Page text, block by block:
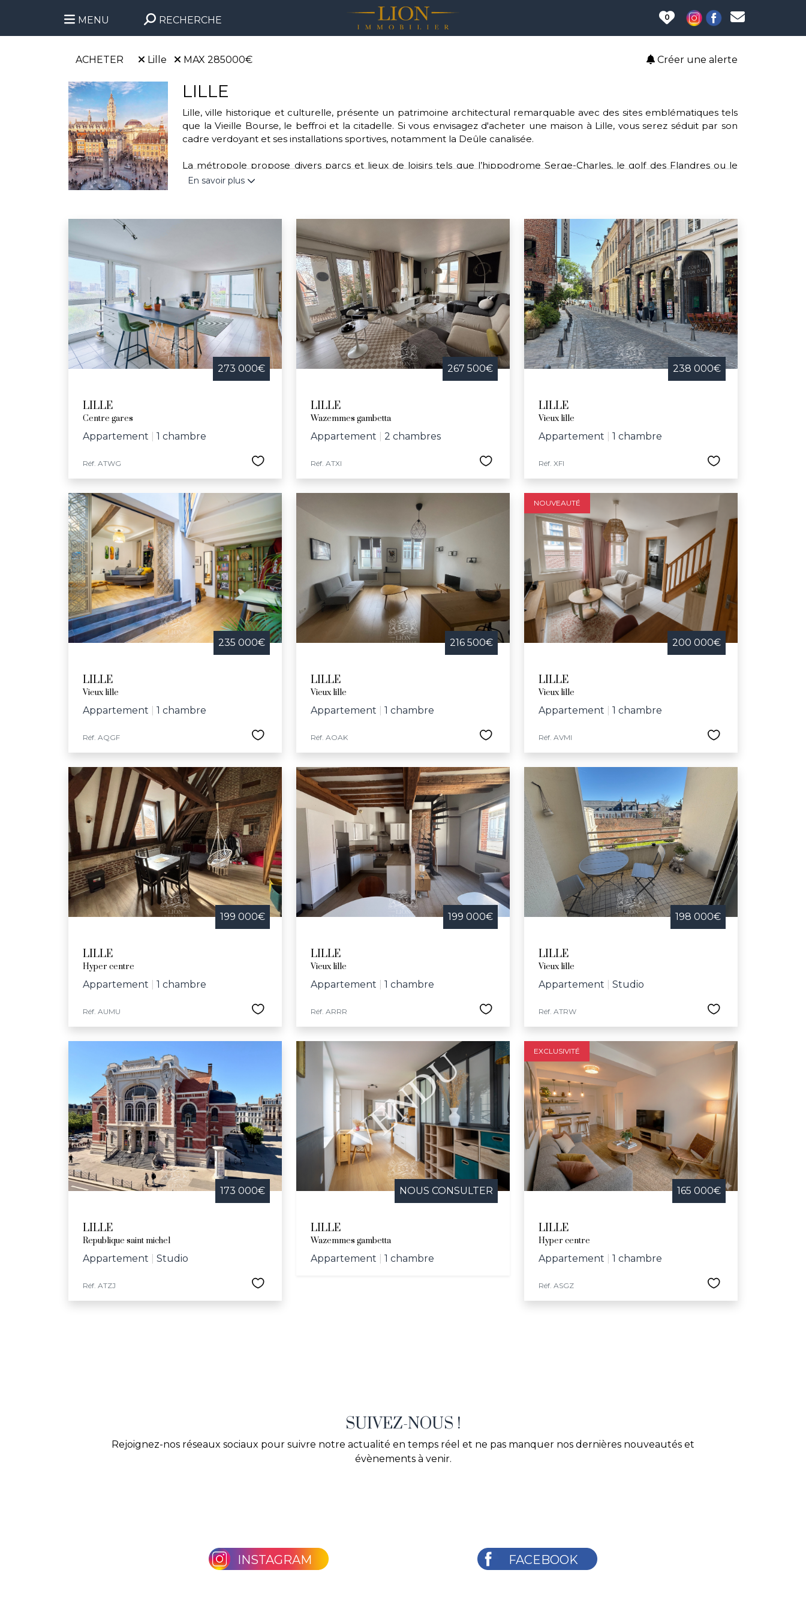
MENU RECHERCHE 0
Créer une alerte
ACHETER Lille MAX 285000€
LILLE
Lille, ville historique et culturelle, présente un patrimoine architectural remarquable avec des sites emblématiques tels
que la Vieille Bourse, le beffroi et la citadelle. Si vous envisagez d'acheter une maison à Lille, vous serez séduit par son
cadre verdoyant et ses installations sportives, notamment la Deûle canalisée.
La métropole propose divers parcs et lieux de loisirs tels que l’hippodrome Serge-Charles, le golf des Flandres ou le
parc de la Citadelle. Pour les amateurs de sports, Lille offre une diversité de clubs tels que le rugby, le volley-ball et le
Engagée dans des actions environnementales, de santé, d'éducation et de culture, Lille soutient des causes telles que
l'association “Mon bonnet rose” pour les femmes atteintes d'un cancer du sein et l'opération de broyage mobile pour
valoriser les déchets verts.
Festive et conviviale, la ville propose tout au long de l'année des animations telles que la Braderie de Lille, la nuit des
bibliothèques, le concert pour l’école Vanoverschelde et la semaine bleue dédiée aux aînés. Avec son riche réseau
d'infrastructures culturelles et sportives, comprenant le Palais des Beaux-Arts, le Grand Palais, le conservatoire
communal et l’école Jeannine-Manuel, Lille offre un cadre idéal pour ceux cherchant une maison à vendre dans une ville
dynamique et bienveillante.
En savoir plus
273 000€
LILLE
Centre gares
Appartement 1 chambre
Réf. ATWG
267 500€
LILLE
Wazemmes gambetta
Appartement 2 chambres
Réf. ATXI
238 000€
LILLE
Vieux lille
Appartement 1 chambre
Réf. XFI
235 000€
LILLE
Vieux lille
Appartement 1 chambre
Réf. AQGF
216 500€
LILLE
Vieux lille
Appartement 1 chambre
Réf. AOAK
NOUVEAUTÉ
200 000€
LILLE
Vieux lille
Appartement 1 chambre
Réf. AVMI
199 000€
LILLE
Hyper centre
Appartement 1 chambre
Réf. AUMU
199 000€
LILLE
Vieux lille
Appartement 1 chambre
Réf. ARRR
198 000€
LILLE
Vieux lille
Appartement Studio
Réf. ATRW
173 000€
LILLE
Republique saint michel
Appartement Studio
Réf. ATZJ
NOUS CONSULTER
LILLE
Wazemmes gambetta
Appartement 1 chambre
EXCLUSIVITÉ
165 000€
LILLE
Hyper centre
Appartement 1 chambre
Réf. ASGZ
SUIVEZ-NOUS !
Rejoignez-nos réseaux sociaux pour suivre notre actualité en temps réel et ne pas manquer nos dernières nouveautés et
évènements à venir.
INSTAGRAM FACEBOOK